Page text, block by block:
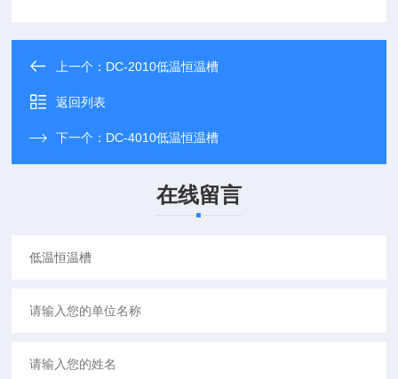
上一个： DC-2010低温恒温槽
返回列表
下一个： DC-4010低温恒温槽
在线留言